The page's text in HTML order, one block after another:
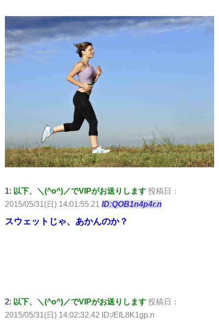
1: 以下、＼(^o^)／でVIPがお送りします 投稿日：
2015/05/31(日) 14:01:55.21 ID:QOB1n4p4r.n
スウェットじゃ、あかんのか？
2: 以下、＼(^o^)／でVIPがお送りします 投稿日：
2015/05/31(日) 14:02:32.42 ID:/EfL8K1gp.n